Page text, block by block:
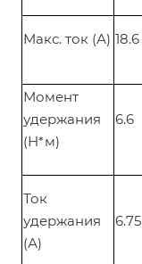
Макс. ток (А) 18.6
Момент
удержания
(Н*м)
6.6
Ток
удержания
(А)
6.75